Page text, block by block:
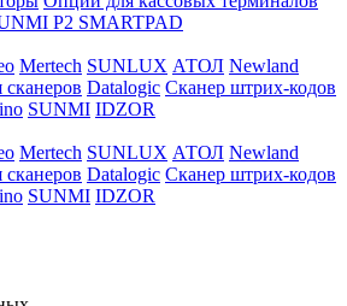
P2 SMARTPAD
Mertech SUNLUX АТОЛ Newland
сканеров Datalogic Сканер штрих-кодов
SUNMI IDZOR
Mertech SUNLUX АТОЛ Newland
сканеров Datalogic Сканер штрих-кодов
SUNMI IDZOR